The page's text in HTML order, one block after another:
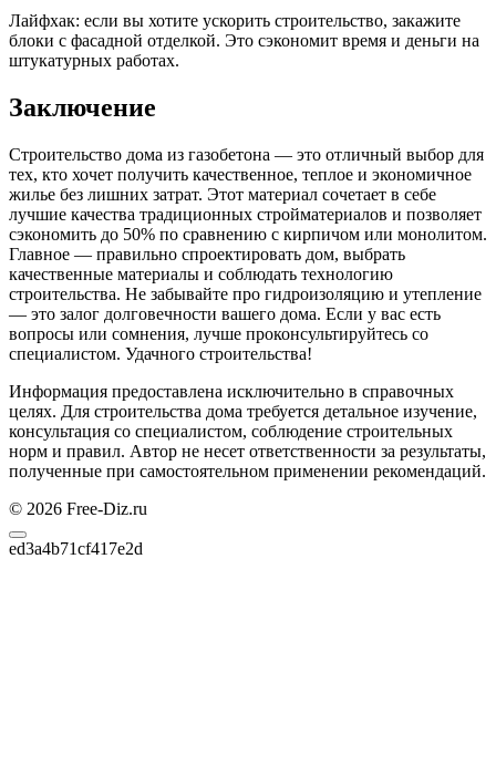
Лайфхак: если вы хотите ускорить строительство, закажите
блоки с фасадной отделкой. Это сэкономит время и деньги на
штукатурных работах.
Заключение
Строительство дома из газобетона — это отличный выбор для
тех, кто хочет получить качественное, теплое и экономичное
жилье без лишних затрат. Этот материал сочетает в себе
лучшие качества традиционных стройматериалов и позволяет
сэкономить до 50% по сравнению с кирпичом или монолитом.
Главное — правильно спроектировать дом, выбрать
качественные материалы и соблюдать технологию
строительства. Не забывайте про гидроизоляцию и утепление
— это залог долговечности вашего дома. Если у вас есть
вопросы или сомнения, лучше проконсультируйтесь со
специалистом. Удачного строительства!
Информация предоставлена исключительно в справочных
целях. Для строительства дома требуется детальное изучение,
консультация со специалистом, соблюдение строительных
норм и правил. Автор не несет ответственности за результаты,
полученные при самостоятельном применении рекомендаций.
© 2026 Free-Diz.ru
ed3a4b71cf417e2d